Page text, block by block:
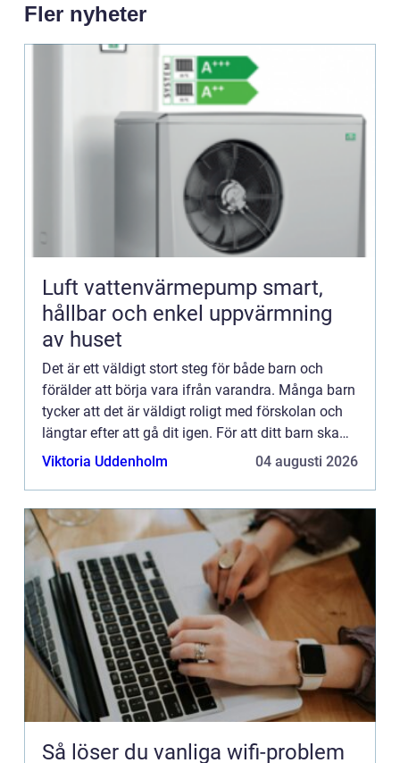
Fler nyheter
Luft vattenvärmepump smart,
hållbar och enkel uppvärmning
av huset
Det är ett väldigt stort steg för både barn och
förälder att börja vara ifrån varandra. Många barn
tycker att det är väldigt roligt med förskolan och
längtar efter att gå dit igen. För att ditt barn ska
känna samma sak är det viktigt att du väljer rä...
Viktoria Uddenholm 04 augusti 2026
Så löser du vanliga wifi-problem